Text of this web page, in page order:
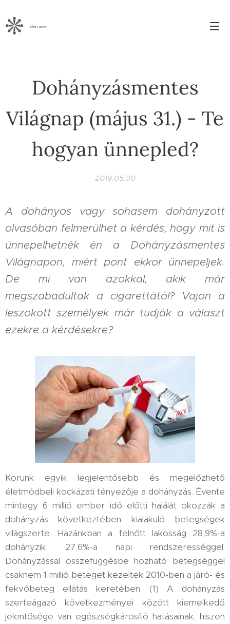
Kiss Laura
Dohányzásmentes
Világnap (május 31.) - Te
hogyan ünnepled?
2019.05.30
A dohányos vagy sohasem dohányzott
olvasóban felmerülhet a kérdés, hogy mit is
ünnepelhetnék én a Dohányzásmentes
Világnapon, miért pont ekkor ünnepeljek.
De mi van azokkal, akik már
megszabadultak a cigarettától? Vajon a
leszokott személyek már tudják a választ
ezekre a kérdésekre?
Korunk egyik legjelentősebb és megelőzhető
életmódbeli kockázati tényezője a dohányzás. Évente
mintegy 6 millió ember idő előtti halálát okozzák a
dohányzás következtében kialakuló betegségek
világszerte. Hazánkban a felnőtt lakosság 28,9%-a
dohányzik, 27,6%-a napi rendszerességgel.
Dohányzással összefüggésbe hozható betegséggel
csaknem 1 millió beteget kezeltek 2010-ben a járó- és
fekvőbeteg ellátás keretében. (1) A dohányzás
szerteágazó következményei között kiemelkedő
jelentősége van egészségkárosító hatásainak, hiszen